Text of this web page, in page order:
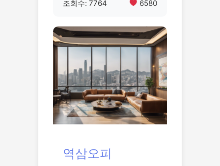
조회수: 7764 6580
역삼오피